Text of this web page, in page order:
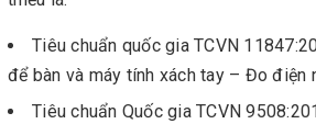
Tiêu chuẩn quốc gia TCVN
để bàn và máy tính xách tay – Đo điện
Tiêu chuẩn Quốc gia TCVN